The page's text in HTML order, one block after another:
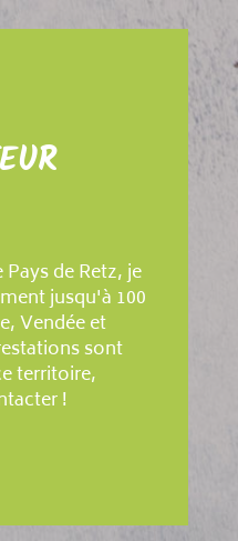
de Retz, je
jusqu'à 100
Vendée et
sont
territoire,
!